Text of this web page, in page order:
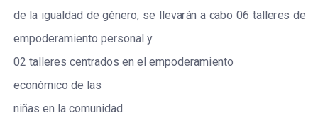
de la igualdad de género, se evarán a cabo 06 tall eres de
empoderamiento personal y
02 talleres centrados en e empoderamiento
económico de las
niñas en la comunidad.